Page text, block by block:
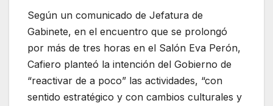
Según un comunicado de Jefatura de
Gabinete, en el encuentro que se prolongó
por más de tres horas en el Salón Eva Perón,
Cafiero planteó la intención del Gobierno de
“reactivar de a poco” las actividades, “con
sentido estratégico y con cambios culturales y